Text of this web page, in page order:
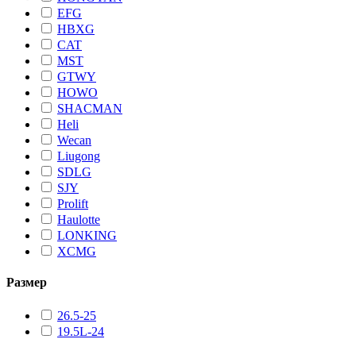
EFG
HBXG
CAT
MST
GTWY
HOWO
SHACMAN
Heli
Wecan
Liugong
SDLG
SJY
Prolift
Haulotte
LONKING
XCMG
Размер
26.5-25
19.5L-24